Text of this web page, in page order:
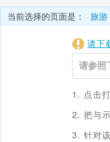
当前选择的页面是： 旅游
请下
1. 点击
2. 把与
3. 针对